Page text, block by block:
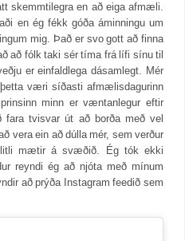
skemmtilegra en að eiga afmæli.
en ég fékk góða áminningu um
mig. Það er svo gott að finna
að fólk taki sér tíma frá lífi sínu til
er einfaldlega dásamlegt. Mér
væri síðasti afmælisdagurinn
minn er væntanlegur eftir
tvisvar út að borða með vel
vera ein að dúlla mér, sem verður
litli mætir á svæðið. Ég tók ekki
reyndi ég að njóta með mínum
að prýða Instagram feedið sem